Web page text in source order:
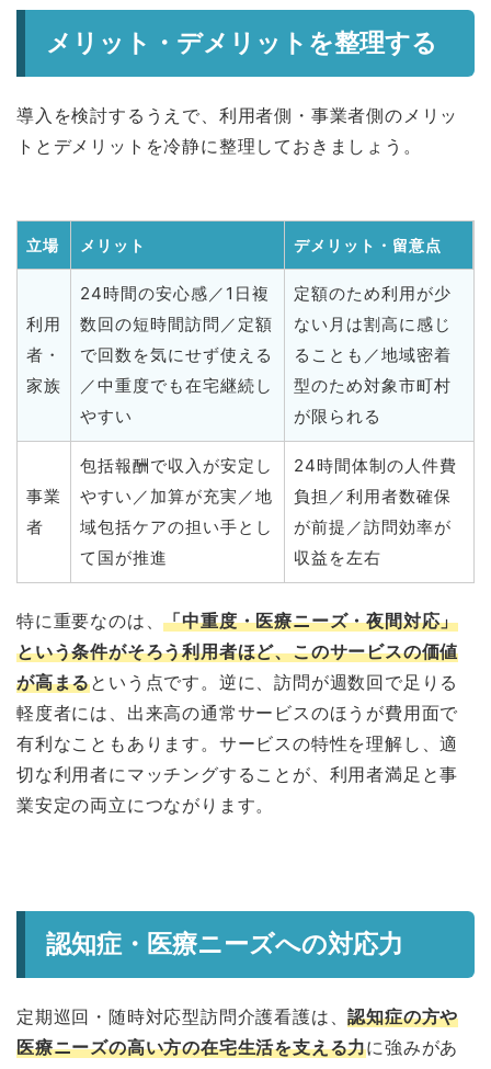
メリット・デメリットを整理する
導入を検討するうえで、利用者側・事業者側のメリッ
トとデメリットを冷静に整理しておきましょう。
立場 メリット デメリット・留意点
利用
者・
家族
24時間の安心感／1日複
数回の短時間訪問／定額
で回数を気にせず使える
／中重度でも在宅継続し
やすい
定額のため利用が少
ない月は割高に感じ
ることも／地域密着
型のため対象市町村
が限られる
事業
者
包括報酬で収入が安定し
やすい／加算が充実／地
域包括ケアの担い手とし
て国が推進
24時間体制の人件費
負担／利用者数確保
が前提／訪問効率が
収益を左右
特に重要なのは、「中重度・医療ニーズ・夜間対応」
という条件がそろう利用者ほど、このサービスの価値
が高まるという点です。逆に、訪問が週数回で足りる
軽度者には、出来高の通常サービスのほうが費用面で
有利なこともあります。サービスの特性を理解し、適
切な利用者にマッチングすることが、利用者満足と事
業安定の両立につながります。
認知症・医療ニーズへの対応力
定期巡回・随時対応型訪問介護看護は、認知症の方や
医療ニーズの高い方の在宅生活を支える力に強みがあ